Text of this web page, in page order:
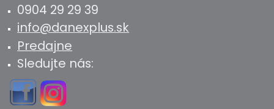
0904 29 29 39
info@danexplus.sk
Predajne
Sledujte nás: